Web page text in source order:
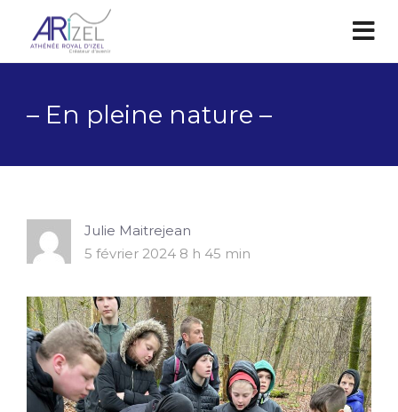
– En pleine nature –
Julie Maitrejean
5 février 2024 8 h 45 min